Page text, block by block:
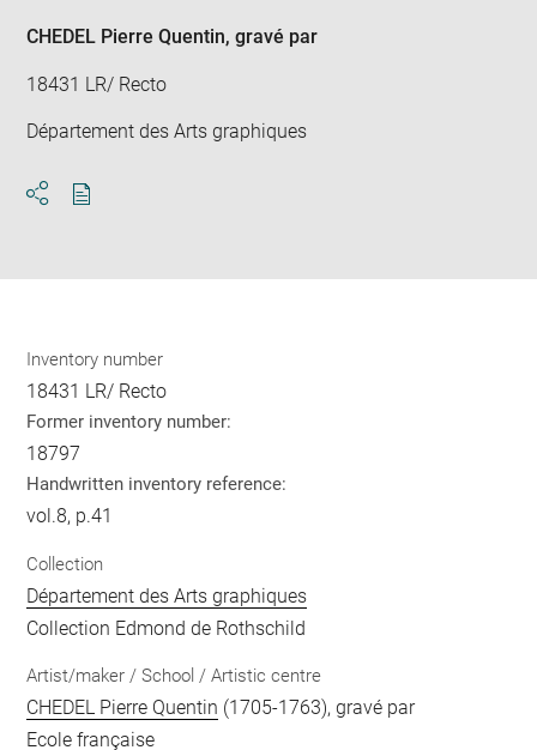
CHEDEL Pierre Quentin, gravé par
18431 LR/ Recto
Département des Arts graphiques
Inventory number
18431 LR/ Recto
Former inventory number:
18797
Handwritten inventory reference:
vol.8, p.41
Collection
Département des Arts graphiques
Collection Edmond de Rothschild
Artist/maker / School / Artistic centre
CHEDEL Pierre Quentin (1705-1763), gravé par
Ecole française